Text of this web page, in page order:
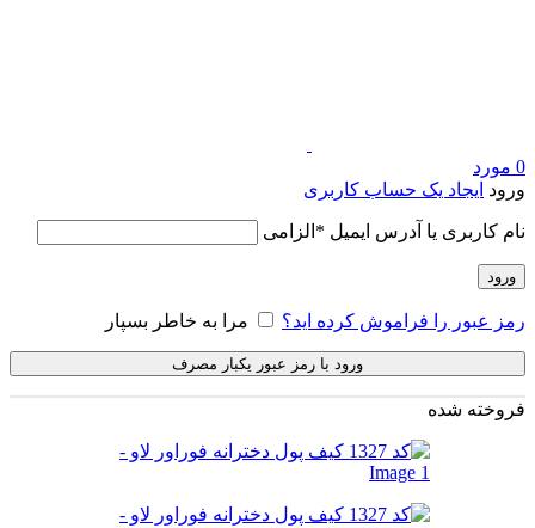
0 مورد
ورود ایجاد یک حساب کاربری
نام کاربری یا آدرس ایمیل * الزامی
ورود
رمز عبور را فراموش کرده اید؟ مرا به خاطر بسپار
ورود با رمز عبور یکبار مصرف
فروخته شده